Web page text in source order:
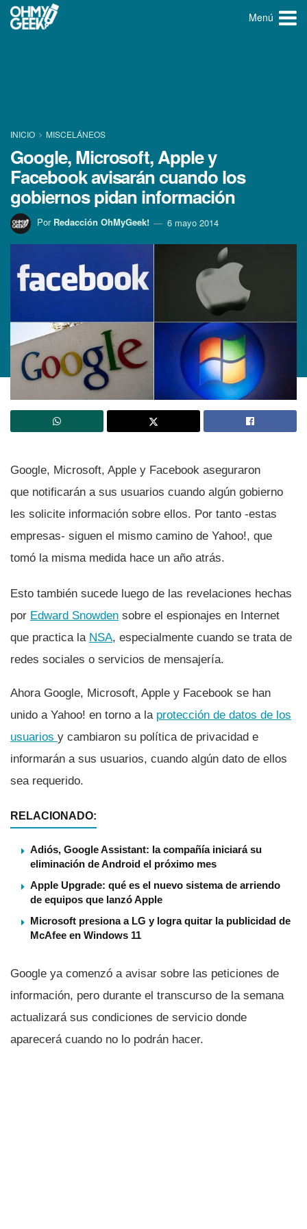
Menú
INICIO MISCELÁNEOS
Google, Microsoft, Apple y
Facebook avisarán cuando los
gobiernos pidan información
Por Redacción OhMyGeek! 6 mayo 2014
Google, Microsoft, Apple y Facebook aseguraron
que notificarán a sus usuarios cuando algún gobierno
les solicite información sobre ellos. Por tanto -estas
empresas- siguen el mismo camino de Yahoo!, que
tomó la misma medida hace un año atrás.
Esto también sucede luego de las revelaciones hechas
por Edward Snowden sobre el espionajes en Internet
que practica la NSA, especialmente cuando se trata de
redes sociales o servicios de mensajerí­a.
Ahora Google, Microsoft, Apple y Facebook se han
unido a Yahoo! en torno a la protección de datos de los
usuarios y cambiaron su polí­tica de privacidad e
informarán a sus usuarios, cuando algún dato de ellos
sea requerido.
RELACIONADO:
Adiós, Google Assistant: la compañía iniciará su
eliminación de Android el próximo mes
Apple Upgrade: qué es el nuevo sistema de arriendo
de equipos que lanzó Apple
Microsoft presiona a LG y logra quitar la publicidad de
McAfee en Windows 11
Google ya comenzó a avisar sobre las peticiones de
información, pero durante el transcurso de la semana
actualizará sus condiciones de servicio donde
aparecerá cuando no lo podrán hacer.